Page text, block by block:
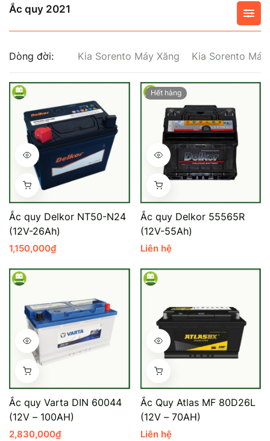
Mercedes-
Đồng Nai -
Ắc quy 2021
Dòng đời: Kia Sorento Máy Xăng Kia Sorento Máy
Ắc quy Delkor NT50-N24
(12V-26Ah)
1,150,000₫
Hết hàng
Ắc quy Delkor 55565R
(12V-55Ah)
Liên hệ
Ắc quy Varta DIN 60044
(12V – 100AH)
2,830,000₫
Ắc Quy Atlas MF 80D26L
(12V – 70AH)
Liên hệ